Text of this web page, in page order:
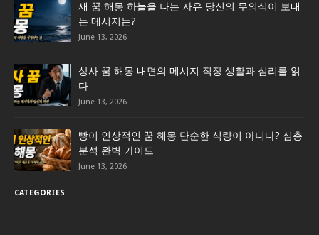
새 꿈 해몽 하늘을 나는 자유 당신의 무의식이 보내
는 메시지는?
June 13, 2026
상사 꿈 해몽 내면의 메시지 직장 생활과 심리를 읽
다
June 13, 2026
빵이 인상적인 꿈 해몽 단순한 식량이 아니다? 심층
분석 완벽 가이드
June 13, 2026
CATEGORIES